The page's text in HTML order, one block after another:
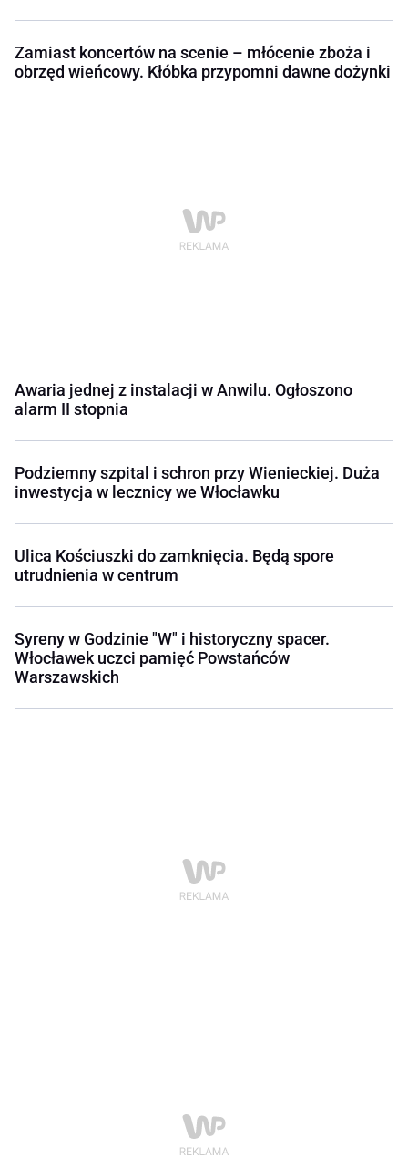
Zamiast koncertów na scenie – młócenie zboża i
obrzęd wieńcowy. Kłóbka przypomni dawne dożynki
Awaria jednej z instalacji w Anwilu. Ogłoszono
alarm II stopnia
Podziemny szpital i schron przy Wienieckiej. Duża
inwestycja w lecznicy we Włocławku
Ulica Kościuszki do zamknięcia. Będą spore
utrudnienia w centrum
Syreny w Godzinie "W" i historyczny spacer.
Włocławek uczci pamięć Powstańców
Warszawskich